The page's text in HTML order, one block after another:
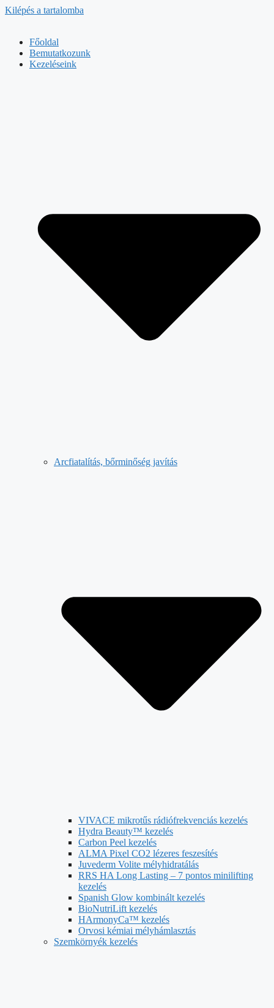
Kilépés a tartalomba
Főoldal
Bemutatkozunk
Kezeléseink
Arcfiatalítás, bőrminőség javítás
VIVACE mikrotűs rádiófrekvenciás kezelés
Hydra Beauty™ kezelés
Carbon Peel kezelés
ALMA Pixel CO2 lézeres feszesítés
Juvederm Volite mélyhidratálás
RRS HA Long Lasting – 7 pontos minilifting
kezelés
Spanish Glow kombinált kezelés
BioNutriLift kezelés
HArmonyCa™ kezelés
Orvosi kémiai mélyhámlasztás
Szemkörnyék kezelés